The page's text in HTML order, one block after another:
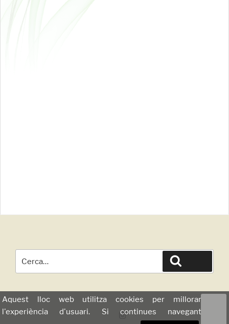
per:
Instagram
Aquest lloc web utilitza cookies per millorar
l'experiència d'usuari. Si continues navegant